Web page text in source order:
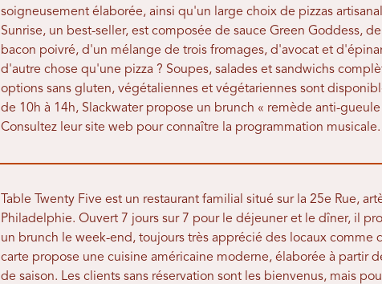
soigneusement élaborée, ainsi qu'un large choix de pizzas
Sunrise, un best-seller, est composée de sauce Green Goddess,
bacon poivré, d'un mélange de trois fromages, d'avocat et
d'autre chose qu'une pizza ? Soupes, salades et sandwichs
options sans gluten, végétaliennes et végétariennes sont
de 10h à 14h, Slackwater propose un brunch « remède anti-
Consultez leur site web pour connaître la programmation musicale.
Table Twenty Five est un restaurant familial situé sur la 25e Rue,
Philadelphie. Ouvert 7 jours sur 7 pour le déjeuner et le dîner, il
un brunch le week-end, toujours très apprécié des locaux comme
carte propose une cuisine américaine moderne, élaborée à partir
de saison. Les clients sans réservation sont les bienvenus, mais